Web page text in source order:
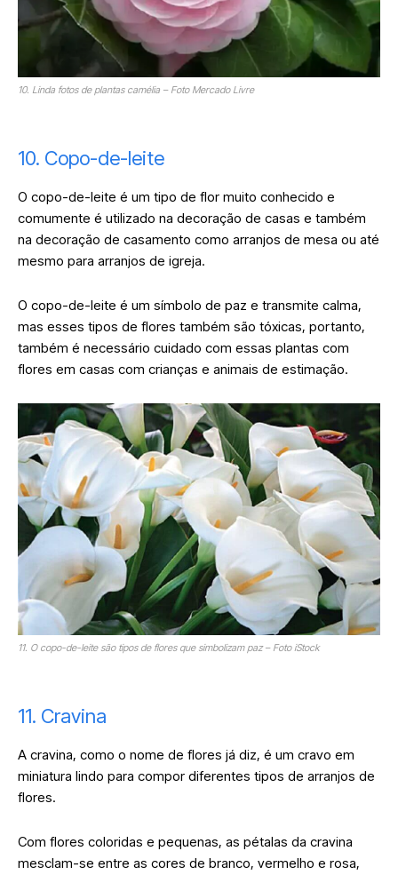
10. Linda fotos de plantas camélia – Foto Mercado Livre
10. Copo-de-leite
O copo-de-leite é um tipo de flor muito conhecido e
comumente é utilizado na decoração de casas e também
na decoração de casamento como arranjos de mesa ou até
mesmo para arranjos de igreja.
O copo-de-leite é um símbolo de paz e transmite calma,
mas esses tipos de flores também são tóxicas, portanto,
também é necessário cuidado com essas plantas com
flores em casas com crianças e animais de estimação.
11. O copo-de-leite são tipos de flores que simbolizam paz – Foto iStock
11. Cravina
A cravina, como o nome de flores já diz, é um cravo em
miniatura lindo para compor diferentes tipos de arranjos de
flores.
Com flores coloridas e pequenas, as pétalas da cravina
mesclam-se entre as cores de branco, vermelho e rosa,